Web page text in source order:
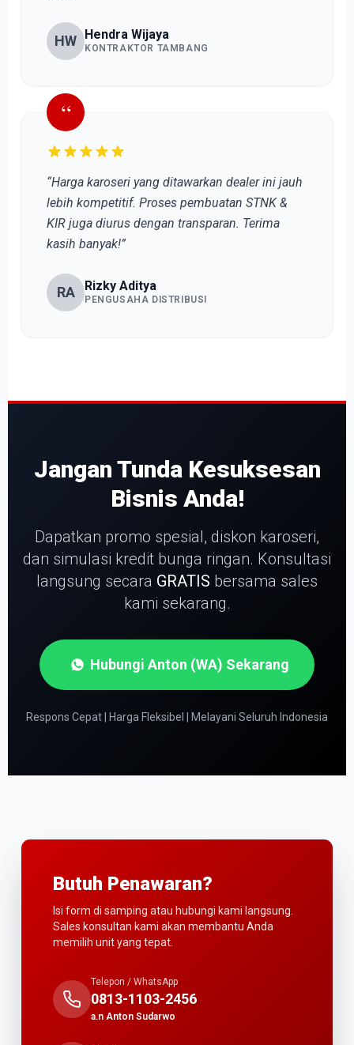
HW Hendra Wijaya
KONTRAKTOR TAMBANG
“
“Harga karoseri yang ditawarkan dealer ini jauh
lebih kompetitif. Proses pembuatan STNK &
KIR juga diurus dengan transparan. Terima
kasih banyak!”
RA Rizky Aditya
PENGUSAHA DISTRIBUSI
Jangan Tunda Kesuksesan
Bisnis Anda!
Dapatkan promo spesial, diskon karoseri,
dan simulasi kredit bunga ringan. Konsultasi
langsung secara GRATIS bersama sales
kami sekarang.
Hubungi Anton (WA) Sekarang
Respons Cepat | Harga Fleksibel | Melayani Seluruh Indonesia
Butuh Penawaran?
Isi form di samping atau hubungi kami langsung.
Sales konsultan kami akan membantu Anda
memilih unit yang tepat.
Telepon / WhatsApp
0813-1103-2456
a.n Anton Sudarwo